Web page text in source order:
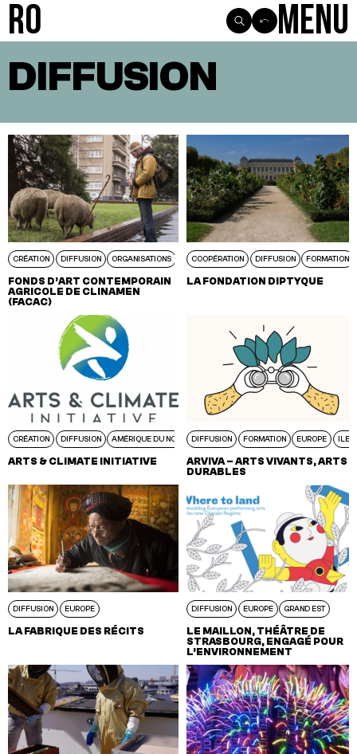
R0 Menu
VOIR TOUS LES ARTICLES
DIFFUSION
CRÉATION DIFFUSION ORGANISATIONS EUROPE ILE-DE-FRANCE
FONDS D’ART CONTEMPORAIN
AGRICOLE DE CLINAMEN
(FACAC)
COOPÉRATION DIFFUSION FORMATION
LA FONDATION DIPTYQUE
CRÉATION DIFFUSION AMÉRIQUE DU NORD
ARTS & CLIMATE INITIATIVE
DIFFUSION FORMATION EUROPE ILE-
ARVIVA – ARTS VIVANTS, ARTS
DURABLES
DIFFUSION EUROPE
LA FABRIQUE DES RÉCITS
DIFFUSION EUROPE GRAND EST
LE MAILLON, THÉÂTRE DE
STRASBOURG, ENGAGÉ POUR
L’ENVIRONNEMENT